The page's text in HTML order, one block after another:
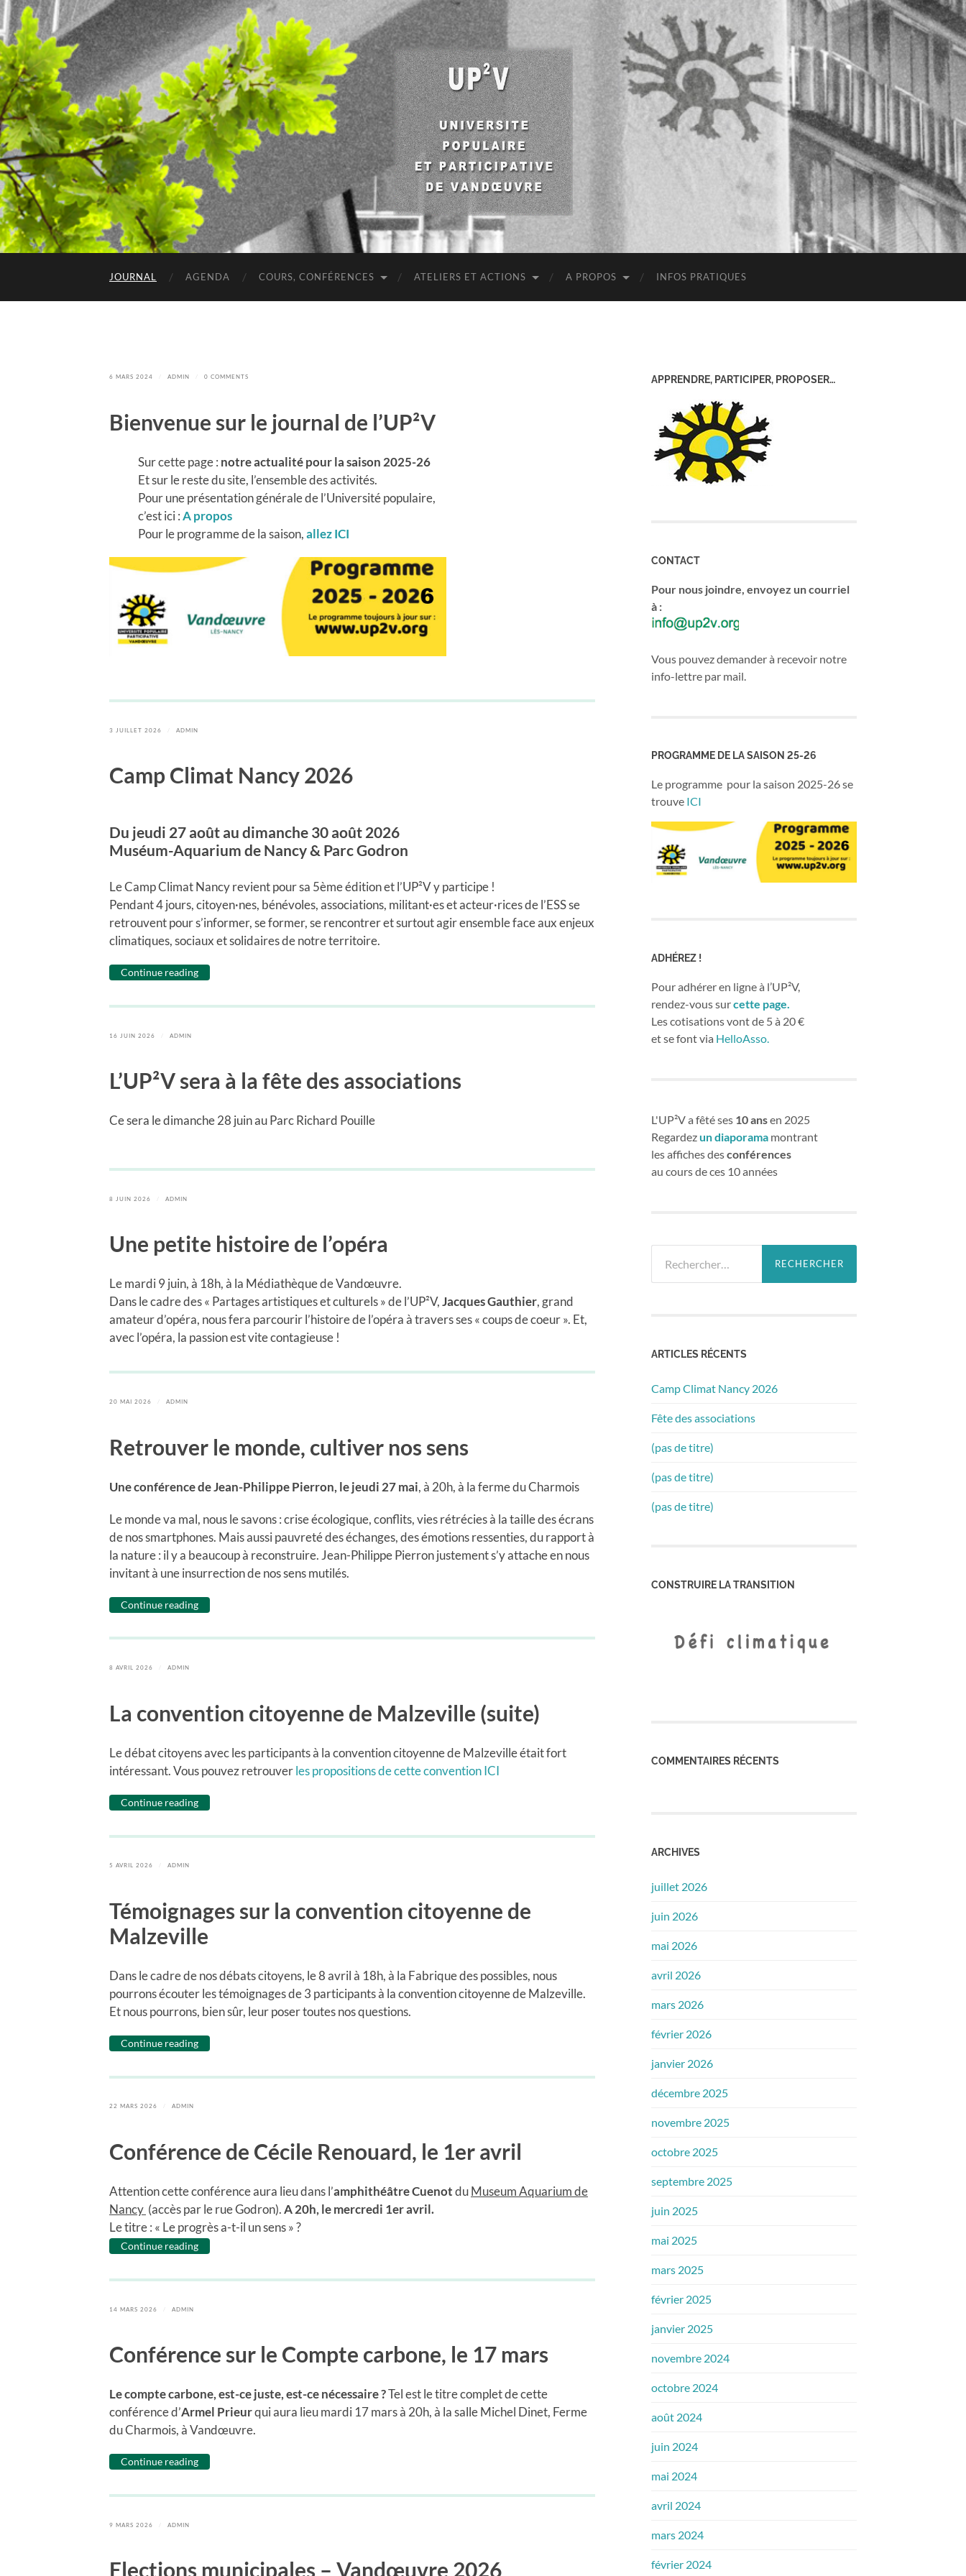
UP2V
JOURNAL AGENDA COURS, CONFÉRENCES ATELIERS ET ACTIONS A PROPOS INFOS PRATIQUES
6 MARS 2024 ADMIN 0 COMMENTS
Bienvenue sur le journal de l’UP²V
Sur cette page : notre actualité pour lasaison 2025-26
Et sur le reste du site, l’ensemble des activités.
Pour une présentation générale de l’Université populaire,
c’est ici :A propos
Pour le programme de la saison,allezICI
3 JUILLET 2026 ADMIN
Camp Climat Nancy 2026
Du jeudi 27 août au dimanche 30 août 2026
Muséum-Aquarium de Nancy & Parc Godron
Le Camp Climat Nancy revient pour sa 5ème édition et l’UP²V y participe !
Pendant 4 jours, citoyen·nes, bénévoles, associations, militant·es et acteur·rices de l’ESS se
retrouvent pour s’informer, se former, se rencontrer et surtout agir ensemble face aux enjeux
climatiques, sociaux et solidaires de notre territoire.
Continue reading
16 JUIN 2026 ADMIN
L’UP²V sera à la fête des associations
Ce sera le dimanche 28 juin au Parc Richard Pouille
8 JUIN 2026 ADMIN
Une petite histoire de l’opéra
Le mardi 9 juin, à 18h, à la Médiathèque de Vandœuvre.
Dans le cadre des « Partages artistiques et culturels » de l’UP²V,Jacques Gauthier, grand
amateur d’opéra, nous fera parcourir l’histoire de l’opéra à travers ses « coups de coeur ». Et,
avec l’opéra, la passion est vite contagieuse !
20 MAI 2026 ADMIN
Retrouver le monde, cultiver nos sens
Une conférence de Jean-Philippe Pierron, le jeudi 27 mai, à 20h, à la ferme du Charmois
Le monde va mal, nous le savons : crise écologique, conflits, vies rétrécies à la taille des écrans
de nos smartphones. Mais aussi pauvreté des échanges, des émotions ressenties, du rapport à
la nature : il y a beaucoup à reconstruire. Jean-Philippe Pierron justement s’y attache en nous
invitant à une insurrection de nos sens mutilés.
Continue reading
8 AVRIL 2026 ADMIN
La convention citoyenne de Malzeville (suite)
Le débat citoyens avec les participants à la convention citoyenne de Malzeville était fort
intéressant. Vous pouvez retrouverles propositions de cette convention ICI
Continue reading
5 AVRIL 2026 ADMIN
Témoignages sur la convention citoyenne de
Malzeville
Dans le cadre de nos débats citoyens, le 8 avril à 18h, à la Fabrique des possibles, nous
pourrons écouter les témoignages de 3 participants à la convention citoyenne de Malzeville.
Et nous pourrons, bien sûr, leur poser toutes nos questions.
Continue reading
22 MARS 2026 ADMIN
Conférence de Cécile Renouard, le 1er avril
Attention cette conférence aura lieu dans l’amphithéâtre CuenotduMuseum Aquarium de
Nancy (accès par le rue Godron).A 20h, le mercredi 1er avril.
Le titre : « Le progrès a-t-il un sens » ?
Continue reading
14 MARS 2026 ADMIN
Conférence sur le Compte carbone, le 17 mars
Le compte carbone, est-ce juste, est-ce nécessaire ?Tel est le titre complet de cette
conférence d’Armel Prieurqui aura lieu mardi 17 mars à 20h, à la salle Michel Dinet, Ferme
du Charmois, à Vandœuvre.
Continue reading
9 MARS 2026 ADMIN
Elections municipales – Vandœuvre 2026
APPRENDRE, PARTICIPER, PROPOSER…
CONTACT
Pour nous joindre, envoyez un courriel
à :
Vous pouvez demander à recevoir notre
info-lettre par mail.
PROGRAMME DE LA SAISON 25-26
Le programme pour la saison 2025-26 se
trouve ICI
ADHÉREZ !
Pour adhérer en ligne à l’UP²V,
rendez-vous surcette page.
Les cotisations vont de 5 à 20 €
et se font via HelloAsso.
L'UP²V a fêté ses 10 ansen 2025
Regardezun diaporama montrant
les affiches desconférences
au cours de ces 10 années
ARTICLES RÉCENTS
Camp Climat Nancy 2026
Fête des associations
(pas de titre)
(pas de titre)
(pas de titre)
CONSTRUIRE LA TRANSITION
COMMENTAIRES RÉCENTS
ARCHIVES
juillet 2026
juin 2026
mai 2026
avril 2026
mars 2026
février 2026
janvier 2026
décembre 2025
novembre 2025
octobre 2025
septembre 2025
juin 2025
mai 2025
mars 2025
février 2025
janvier 2025
novembre 2024
octobre 2024
août 2024
juin 2024
mai 2024
avril 2024
mars 2024
février 2024